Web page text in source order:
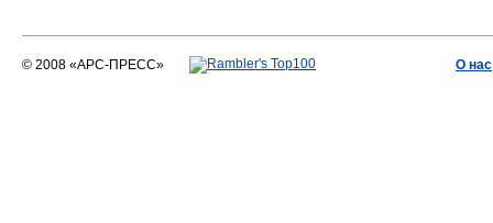
© 2008 «АРС-ПРЕСС»
О нас